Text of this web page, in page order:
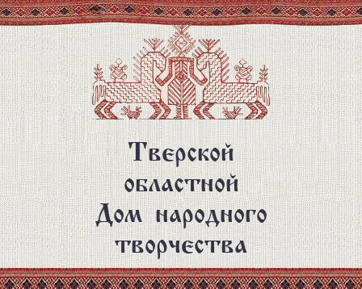
Перейти
к
основному
содержанию
Тверской
областной
Дом народного
творчества